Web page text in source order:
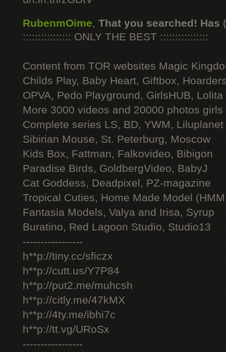
RubenmOime, That you searched! Has
:::::::::::::::: ONLY THE BEST ::::::::::::::::
Content from TOR websites Magic
Childs Play, Baby Heart, Giftbox,
OPVA, Pedo Playground, GirlsHUB, Lolita
More 3000 videos and 20000 photos
Complete series LS, BD, YWM, Liluplanet
Sibirian Mouse, St. Peterburg, Moscow
Kids Box, Fattman, Falkovideo, Bibigon
Paradise Birds, GoldbergVideo, BabyJ
Cat Goddess, Deadpixel, PZ-magazine
Tropical Cuties, Home Made Model
Fantasia Models, Valya and Irisa, Syrup
Buratino, Red Lagoon Studio, Studio13
-----------------
h**p://tiny.cc/sficzx
h**p://cutt.us/Y7P84
h**p://put2.me/muhcsh
h**p://citly.me/47kMX
h**p://4ty.me/ibhi7c
h**p://tt.vg/URoSx
-----------------